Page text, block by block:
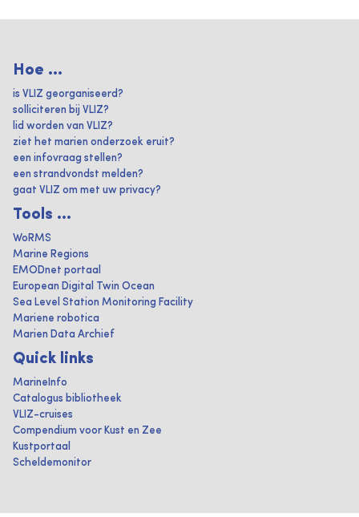
Hoe ...
is VLIZ georganiseerd?
solliciteren bij VLIZ?
lid worden van VLIZ?
ziet het marien onderzoek eruit?
een infovraag stellen?
een strandvondst melden?
gaat VLIZ om met uw privacy?
Tools ...
WoRMS
Marine Regions
EMODnet portaal
European Digital Twin Ocean
Sea Level Station Monitoring Facility
Mariene robotica
Marien Data Archief
Quick links
MarineInfo
Catalogus bibliotheek
VLIZ-cruises
Compendium voor Kust en Zee
Kustportaal
Scheldemonitor